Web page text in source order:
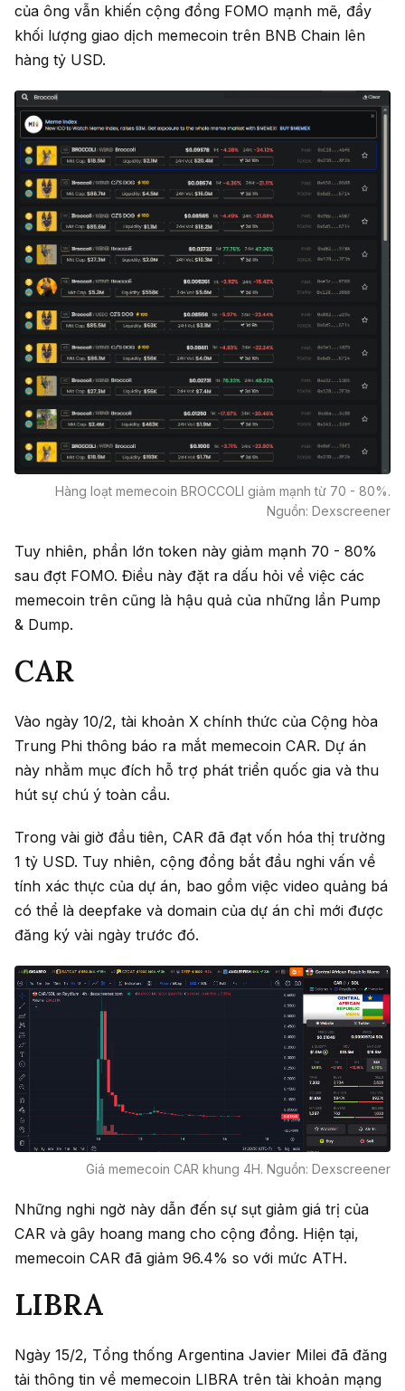
của ông vẫn khiến cộng đồng FOMO mạnh mẽ, đẩy
khối lượng giao dịch memecoin trên BNB Chain lên
hàng tỷ USD.
Hàng loạt memecoin BROCCOLI giảm mạnh từ 70 - 80%.
Nguồn: Dexscreener
Tuy nhiên, phần lớn token này giảm mạnh 70 - 80%
sau đợt FOMO. Điều này đặt ra dấu hỏi về việc các
memecoin trên cũng là hậu quả của những lần Pump
& Dump.
CAR
Vào ngày 10/2, tài khoản X chính thức của Cộng hòa
Trung Phi thông báo ra mắt memecoin CAR. Dự án
này nhằm mục đích hỗ trợ phát triển quốc gia và thu
hút sự chú ý toàn cầu.
Trong vài giờ đầu tiên, CAR đã đạt vốn hóa thị trường
1 tỷ USD. Tuy nhiên, cộng đồng bắt đầu nghi vấn về
tính xác thực của dự án, bao gồm việc video quảng bá
có thể là deepfake và domain của dự án chỉ mới được
đăng ký vài ngày trước đó.
Giá memecoin CAR khung 4H. Nguồn: Dexscreener
Những nghi ngờ này dẫn đến sự sụt giảm giá trị của
CAR và gây hoang mang cho cộng đồng. Hiện tại,
memecoin CAR đã giảm 96.4% so với mức ATH. ​​
LIBRA
Ngày 15/2, Tổng thống Argentina Javier Milei đã đăng
tải thông tin về memecoin LIBRA trên tài khoản mạng